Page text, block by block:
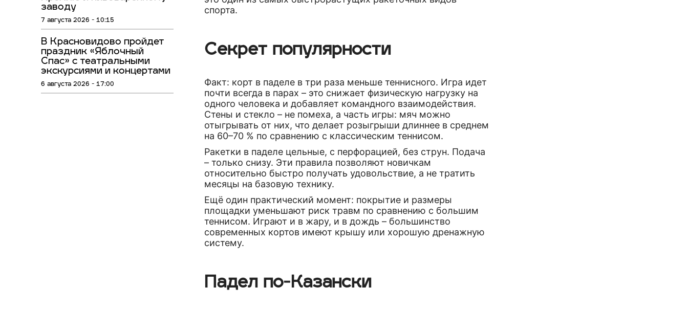
заводу
7 августа 2026 - 10:15
В Красновидово пройдет
праздник «Яблочный
Спас» с театральными
экскурсиями и концертами
6 августа 2026 - 17:00
спорта.
Секрет популярности
Факт: корт в паделе в три раза меньше теннисного. Игра идет
почти всегда в парах – это снижает физическую нагрузку на
одного человека и добавляет командного взаимодействия.
Стены и стекло – не помеха, а часть игры: мяч можно
отыгрывать от них, что делает розыгрыши длиннее в среднем
на 60–70 % по сравнению с классическим теннисом.
Ракетки в паделе цельные, с перфорацией, без струн. Подача
– только снизу. Эти правила позволяют новичкам
относительно быстро получать удовольствие, а не тратить
месяцы на базовую технику.
Ещё один практический момент: покрытие и размеры
площадки уменьшают риск травм по сравнению с большим
теннисом. Играют и в жару, и в дождь – большинство
современных кортов имеют крышу или хорошую дренажную
систему.
Падел по-Казански